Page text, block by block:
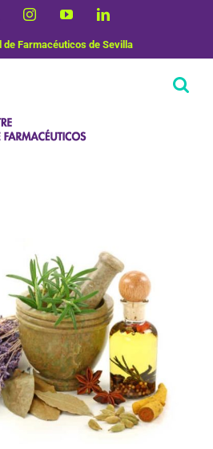
InstagramYouTubeLinkedIn
de Farmacéuticos de Sevilla
de medicamentos